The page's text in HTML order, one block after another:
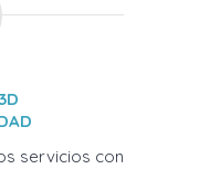
servicios con